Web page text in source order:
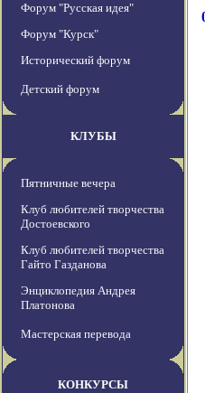
Форум "Русская идея"
Форум "Курск"
Исторический форум
Детский форум
КЛУБЫ
Пятничные вечера
Клуб любителей творчества
Достоевского
Клуб любителей творчества
Гайто Газданова
Энциклопедия Андрея
Платонова
Мастерская перевода
КОНКУРСЫ